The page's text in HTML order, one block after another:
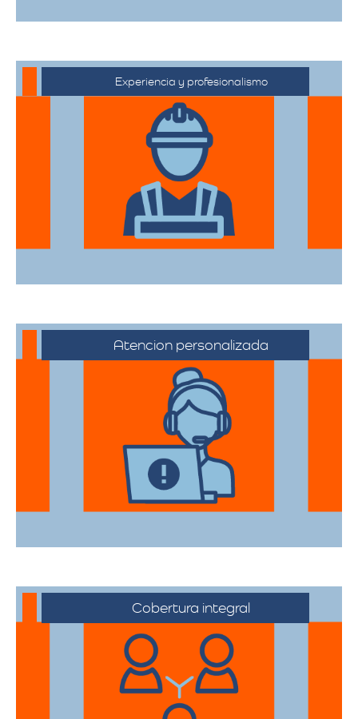
Experiencia y profesionalismo
Contamos con una extensa trayectoria
en el sector de trasteos, ofreciendo un
servicio confiable y de alta calidad.
Atencion personalizada
Nuestros asesores están a su disposición
para acompañarte en cada etapa del
proceso, asegurando que todas sus
necesidades sean atendidas.
Cobertura integral
Ofrecemos servicios de trasteos en toda
la ciudad de Riohacha, facilitando su